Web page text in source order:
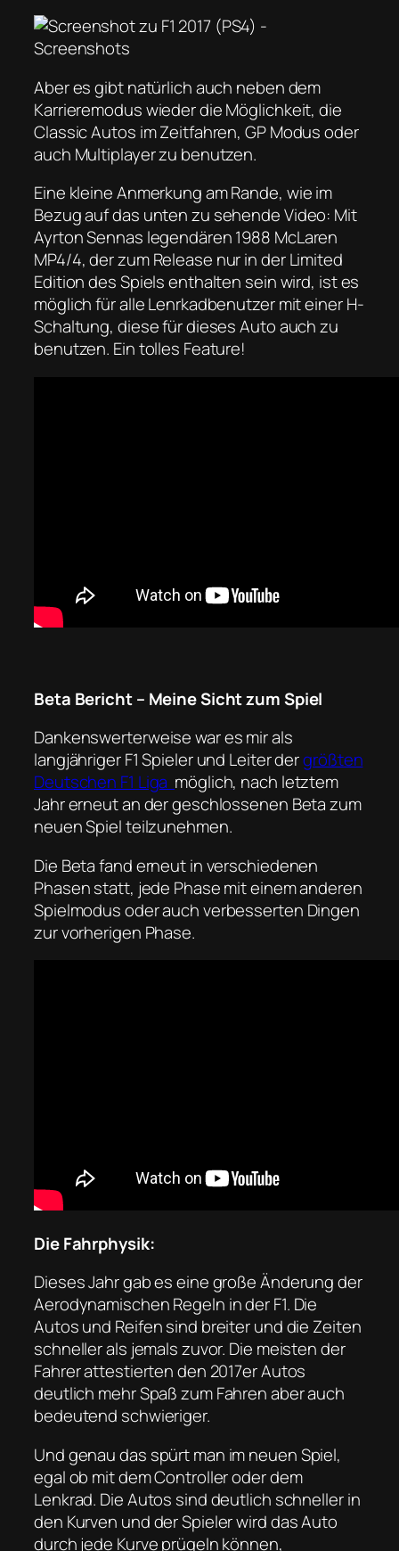
Aber es gibt natürlich auch neben dem
Karrieremodus wieder die Möglichkeit, die
Classic Autos im Zeitfahren, GP Modus oder
auch Multiplayer zu benutzen.
Eine kleine Anmerkung am Rande, wie im
Bezug auf das unten zu sehende Video: Mit
Ayrton Sennas legendären 1988 McLaren
MP4/4, der zum Release nur in der Limited
Edition des Spiels enthalten sein wird, ist es
möglich für alle Lenrkadbenutzer mit einer H-
Schaltung, diese für dieses Auto auch zu
benutzen. Ein tolles Feature!
Beta Bericht – Meine Sicht zum Spiel
Dankenswerterweise war es mir als
langjähriger F1 Spieler und Leiter dergrößten
Deutschen F1 Liga möglich, nach letztem
Jahr erneut an der geschlossenen Beta zum
neuen Spiel teilzunehmen.
Die Beta fand erneut in verschiedenen
Phasen statt, jede Phase mit einem anderen
Spielmodus oder auch verbesserten Dingen
zur vorherigen Phase.
Die Fahrphysik:
Dieses Jahr gab es eine große Änderung der
Aerodynamischen Regeln in der F1. Die
Autos und Reifen sind breiter und die Zeiten
schneller als jemals zuvor. Die meisten der
Fahrer attestierten den 2017er Autos
deutlich mehr Spaß zum Fahren aber auch
bedeutend schwieriger.
Und genau das spürt man im neuen Spiel,
egal ob mit dem Controller oder dem
Lenkrad. Die Autos sind deutlich schneller in
den Kurven und der Spieler wird das Auto
durch jede Kurve prügeln können,